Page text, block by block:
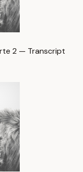
2 — Transcript